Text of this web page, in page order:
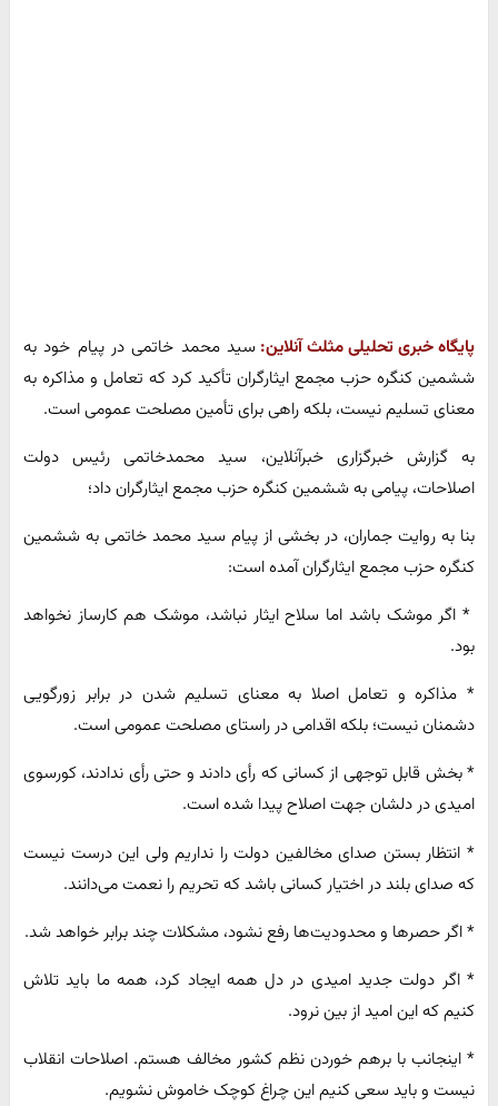
پایگاه خبری تحلیلی مثلث آنلاین: سید محمد خاتمی در پیام خود به
ششمین کنگره حزب مجمع ایثارگران تأکید کرد که تعامل و مذاکره به
معنای تسلیم نیست، بلکه راهی برای تأمین مصلحت عمومی است.
به گزارش خبرگزاری خبرآنلاین، سید محمدخاتمی رئیس دولت
اصلاحات، پیامی به ششمین کنگره حزب مجمع ایثارگران داد؛
بنا به روایت جماران، در بخشی از پیام سید محمد خاتمی به ششمین
کنگره حزب‌ مجمع ایثارگران آمده است:
* اگر موشک باشد اما سلاح ایثار نباشد، موشک هم کارساز نخواهد
بود.
* مذاکره و تعامل اصلا به معنای تسلیم شدن‌ در برابر زورگویی
دشمنان نیست؛ بلکه اقدامی در راستای مصلحت عمومی است.
* بخش قابل توجهی از کسانی که رأی دادند و حتی رأی ندادند، کورسوی
امیدی در دلشان جهت اصلاح پیدا شده‌ است.
* انتظار بستن صدای مخالفین دولت‌ را نداریم ولی این درست نیست
که صدای بلند در اختیار کسانی‌ باشد که تحریم را نعمت می‌دانند.
* اگر حصرها و محدودیت‌ها رفع نشود، مشکلات چند برابر خواهد شد.
* اگر دولت‌ جدید امیدی در دل همه ایجاد کرد، همه‌ ما باید تلاش
کنیم که این امید از بین نرود.
* اینجانب با برهم خوردن‌ نظم‌ کشور مخالف هستم. اصلاحات انقلاب‌
نیست و باید سعی کنیم این چراغ کوچک‌ خاموش نشویم.